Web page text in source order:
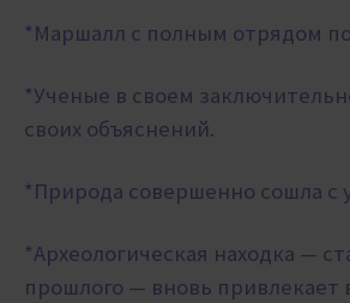
*Маршалл с полным отрядом
*Ученые в своем
своих объяснений.
*Природа совершенно сошла с
*Археологическая находка —
прошлого — вновь привлекает